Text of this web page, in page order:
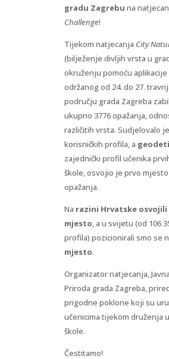
gradu Zagrebu na
Challenge!
Tijekom natjecanja City
(bilježenje divljih vrsta u
okruženju pomoću aplikacije
održanog od 24. do 27.
području grada Zagreba
ukupno 3776 opažanja,
različitih vrsta. Sudjelovalo
korisničkih profila, a
zajednički profil učenika
škole, osvojio je prvo mjesto
opažanja.
Na razini Hrvatske osvojili
mjesto, a u svijetu (od 106
profila) pozicionirali smo se
mjesto.
Organizator natjecanja,
Priroda grada Zagreba,
prigodne poklone koji su
učenicima tijekom druženja
škole.
Čestitamo!